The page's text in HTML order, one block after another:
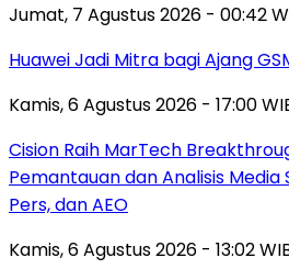
Jumat, 7 Agustus 2026 - 00:42
Huawei Jadi Mitra bagi Ajang
Kamis, 6 Agustus 2026 - 17:00
Cision Raih MarTech
Pemantauan dan Analisis Media
Pers, dan AEO
Kamis, 6 Agustus 2026 - 13:02